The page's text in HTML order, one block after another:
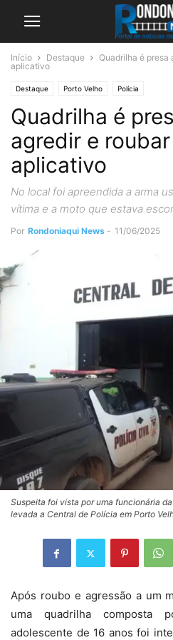
Início Destaque
Quadrilha é presa
aplicativo
Destaque Porto Velho Polícia
Quadrilha é
agredir e
aplicativo
No local foi apreendida a arma
vítima e a moto que estava
Por Rondoniaqui News - 11/06/2025
Suspeita foi vista por uma funcionária
levada a Central de Polícia em Porto
Após roubo e agressão a um
uma quadrilha
adolescente de 16 anos foi